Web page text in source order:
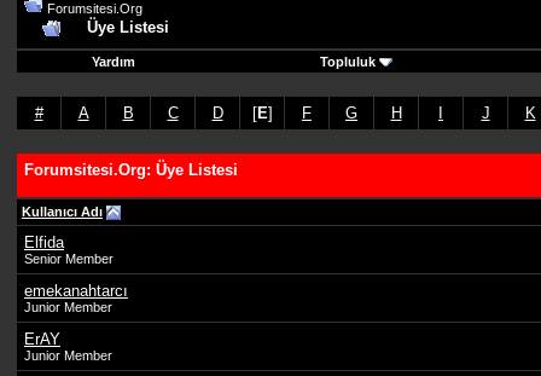
Forumsitesi.Org
Üye Listesi
Yardım Topluluk
# A B C D [E] F G H J K
Forumsitesi.Org: Üye Listesi
Kullanıcı Adı
Elfida
Senior Member
emekanahtarcı
Junior Member
ErAY
Junior Member